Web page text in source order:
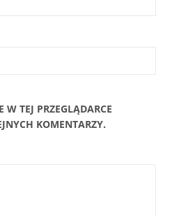
TEJ PRZEGLĄDARCE
KOMENTARZY.